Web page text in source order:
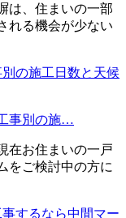
は、住まいの一部
れる機会が少ない
事別の施…
在お住まいの一戸
をご検討中の方に